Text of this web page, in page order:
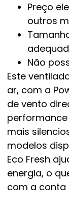
Preço
outros
Não
Este
ar, com a
de vento
performance
mais
modelos
Eco Fresh
energia, o
com a conta